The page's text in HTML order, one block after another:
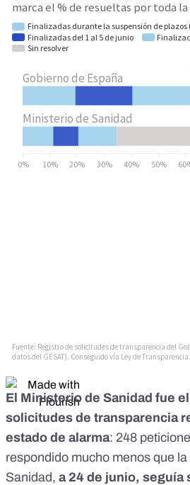
El Ministerio de Sanidad fue
solicitudes de transparencia
estado de alarma: 248
respondido mucho menos que
Sanidad, a 24 de junio, seguía